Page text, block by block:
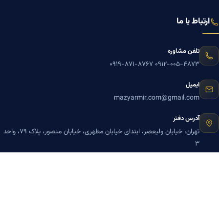
ارتباط با ما
تلفن مشاوره
۰۹۱۲-۰۰۵-۴۸۷۳ ۰۹۱۹-۸۷۱-۸۷۶۷
ایمیل
mazyarmir.com@gmail.com
آدرس دفتر
تهران، خیابان ولیعصر، ابتدای خیابان مطهری، خیابان منصور، پلاک ۷۹، واحد
۳